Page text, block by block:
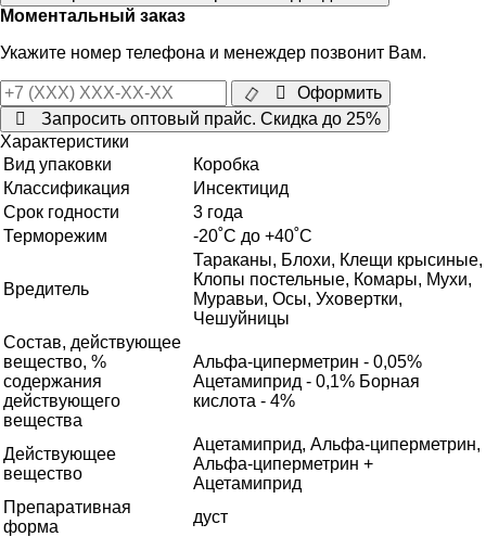
Моментальный заказ
Укажите номер телефона и менеждер позвонит Вам.
Оформить
Запросить оптовый прайс. Скидка до 25%
Характеристики
Вид упаковки
Коробка
Классификация
Инсектицид
Срок годности
3 года
Терморежим
-20˚С до +40˚С
Вредитель
Тараканы, Блохи, Клещи крысиные,
Клопы постельные, Комары, Мухи,
Муравьи, Осы, Уховертки,
Чешуйницы
Состав, действующее
вещество, %
содержания
действующего
вещества
Альфа-циперметрин - 0,05%
Ацетамиприд - 0,1% Борная
кислота - 4%
Действующее
вещество
Ацетамиприд, Альфа-циперметрин,
Альфа-циперметрин +
Ацетамиприд
Препаративная
форма
дуст